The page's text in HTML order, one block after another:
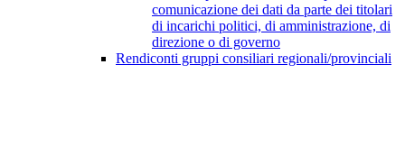
comunicazione dei dati da parte dei titolari
di incarichi politici, di amministrazione, di
direzione o di governo
Rendiconti gruppi consiliari regionali/provinciali